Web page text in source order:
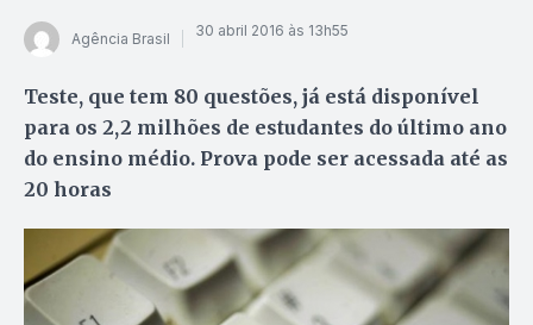
Agência Brasil 30 abril 2016 às 13h55
Teste, que tem 80 questões, já está disponível
para os 2,2 milhões de estudantes do último ano
do ensino médio. Prova pode ser acessada até as
20 horas